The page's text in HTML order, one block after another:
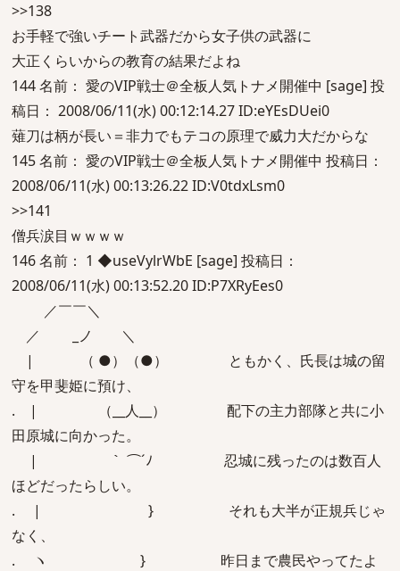
>>138
お手軽で強いチート武器だから女子供の武器に
大正くらいからの教育の結果だよね
144 名前： 愛のVIP戦士＠全板人気トナメ開催中 [sage] 投
稿日： 2008/06/11(水) 00:12:14.27 ID:eYEsDUei0
薙刀は柄が長い＝非力でもテコの原理で威力大だからな
145 名前： 愛のVIP戦士＠全板人気トナメ開催中 投稿日：
2008/06/11(水) 00:13:26.22 ID:V0tdxLsm0
>>141
僧兵涙目ｗｗｗｗ
146 名前： 1 ◆useVylrWbE [sage] 投稿日：
2008/06/11(水) 00:13:52.20 ID:P7XRyEes0
／￣￣＼
／ _ノ ＼
| （ ●）（●） ともかく、氏長は城の留
守を甲斐姫に預け、
. | （__人__） 配下の主力部隊と共に小
田原城に向かった。
| ｀ ⌒´ﾉ 忍城に残ったのは数百人
ほどだったらしい。
. | } それも大半が正規兵じゃ
なく、
. ヽ } 昨日まで農民やってたよ